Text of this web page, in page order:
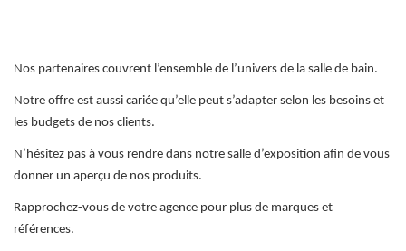
Nos partenaires couvrent l’ensemble de l’univers de la salle de bain.
Notre offre est aussi cariée qu’elle peut s’adapter selon les besoins et
les budgets de nos clients.
N’hésitez pas à vous rendre dans notre salle d’exposition afin de vous
donner un aperçu de nos produits.
Rapprochez-vous de votre agence pour plus de marques et
références.